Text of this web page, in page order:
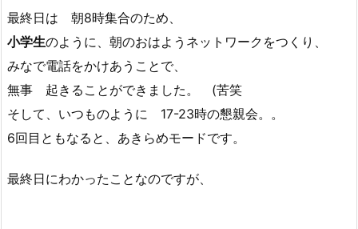
最終日は 朝8時集合のため、
小学生のように、朝のおはようネットワークをつくり、
みなで電話をかけあうことで、
無事 起きることができました。 (苦笑
そして、いつものように 17-23時の懇親会。。
6回目ともなると、あきらめモードです。
最終日にわかったことなのですが、